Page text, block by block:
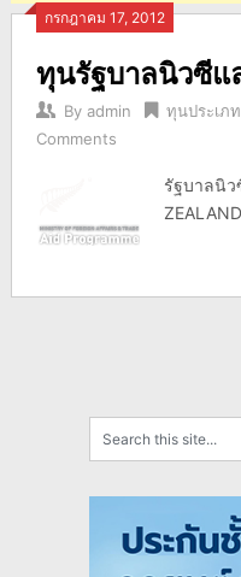
กรกฎาคม 17, 2012
ทุนรัฐบาลนิวซี
By admin ทุนประเภ
Comments
รัฐบาลนิ